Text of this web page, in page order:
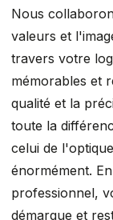
Nous
valeurs et
travers votre
mémorables et
qualité et la
toute la
celui de
énormément.
professionnel,
démarque et